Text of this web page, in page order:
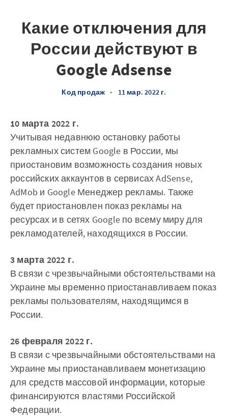
Какие отключения для
России действуют в
Google Adsense
Код продаж • 11 мар. 2022 г.
10 марта 2022 г.
Учитывая недавнюю остановку работы
рекламных систем Google в России, мы
приостановим возможность создания новых
российских аккаунтов в сервисах AdSense,
AdMob и Google Менеджер рекламы. Также
будет приостановлен показ рекламы на
ресурсах и в сетях Google по всему миру для
рекламодателей, находящихся в России.
3 марта 2022 г.
В связи с чрезвычайными обстоятельствами на
Украине мы временно приостанавливаем показ
рекламы пользователям, находящимся в
России.
26 февраля 2022 г.
В связи с чрезвычайными обстоятельствами на
Украине мы приостанавливаем монетизацию
для средств массовой информации, которые
финансируются властями Российской
Федерации.